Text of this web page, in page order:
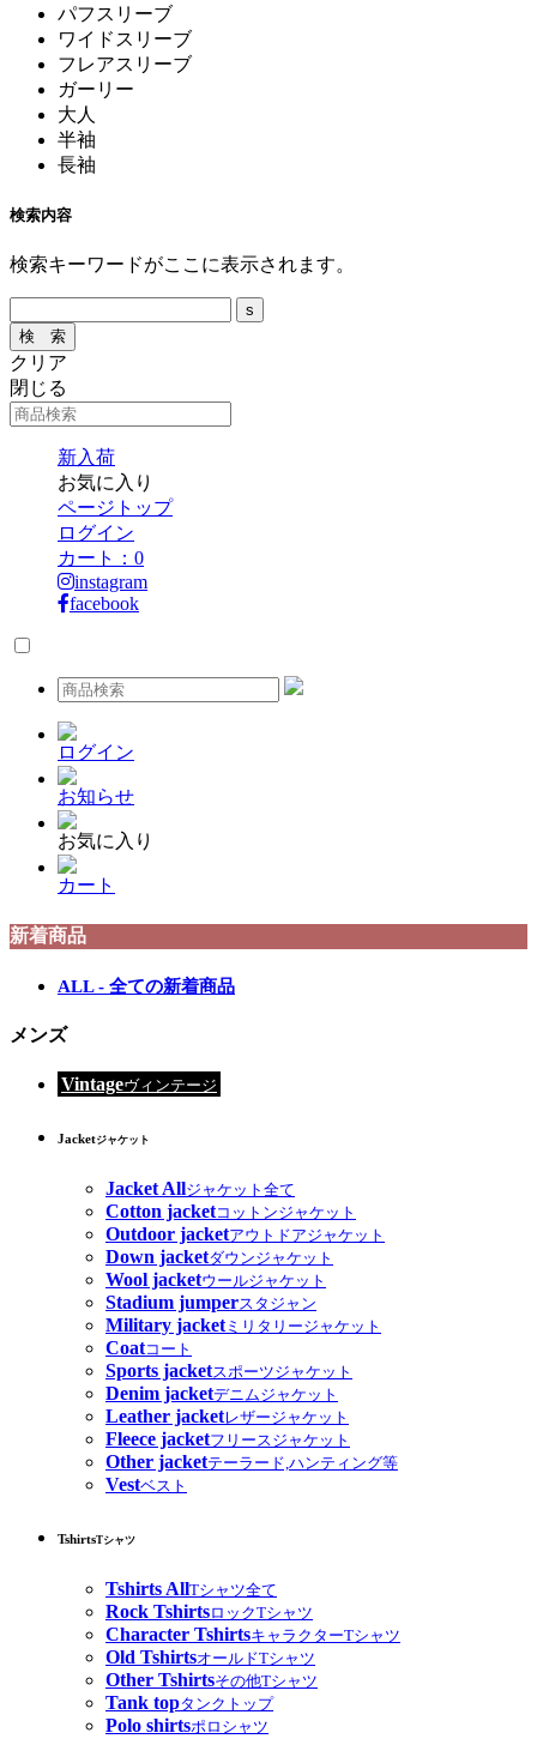
パフスリーブ
ワイドスリーブ
フレアスリーブ
ガーリー
大人
半袖
長袖
検索内容
検索キーワードがここに表示されます。
クリア
閉じる
新入荷
お気に入り
ページトップ
ログイン
カート： 0
instagram
facebook
ログイン
お知らせ
お気に入り
カート
新着商品
ALL - 全ての新着商品
メンズ
Vintageヴィンテージ
Jacketジャケット
Jacket Allジャケット全て
Cotton jacketコットンジャケット
Outdoor jacketアウトドアジャケット
Down jacketダウンジャケット
Wool jacketウールジャケット
Stadium jumperスタジャン
Military jacketミリタリージャケット
Coatコート
Sports jacketスポーツジャケット
Denim jacketデニムジャケット
Leather jacketレザージャケット
Fleece jacketフリースジャケット
Other jacketテーラード,ハンティング等
Vestベスト
TshirtsTシャツ
Tshirts AllTシャツ全て
Rock TshirtsロックTシャツ
Character TshirtsキャラクターTシャツ
Old TshirtsオールドTシャツ
Other Tshirtsその他Tシャツ
Tank topタンクトップ
Polo shirtsポロシャツ